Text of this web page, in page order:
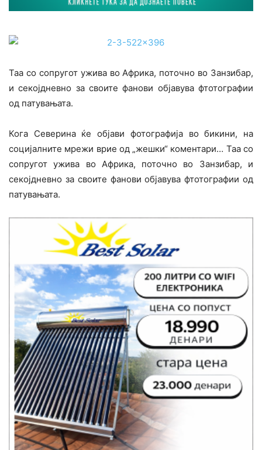
Таа со сопругот ужива во Африка, поточно во Занзибар,
и секојдневно за своите фанови објавува фтотографии
од патувањата.
Кога Северина ќе објави фотографија во бикини, на
социјалните мрежи врие од „жешки“ коментари… Таа со
сопругот ужива во Африка, поточно во Занзибар, и
секојдневно за своите фанови објавува фтотографии од
патувањата.